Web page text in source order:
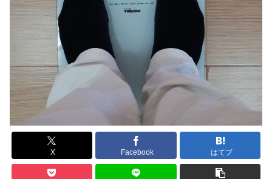
X Facebook はてブ